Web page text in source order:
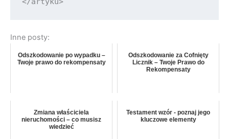
Inne posty:
Odszkodowanie po wypadku –
Twoje prawo do rekompensaty
Odszkodowanie za Cofnięty
Licznik – Twoje Prawo do
Rekompensaty
Zmiana właściciela
nieruchomości – co musisz
wiedzieć
Testament wzór - poznaj jego
kluczowe elementy